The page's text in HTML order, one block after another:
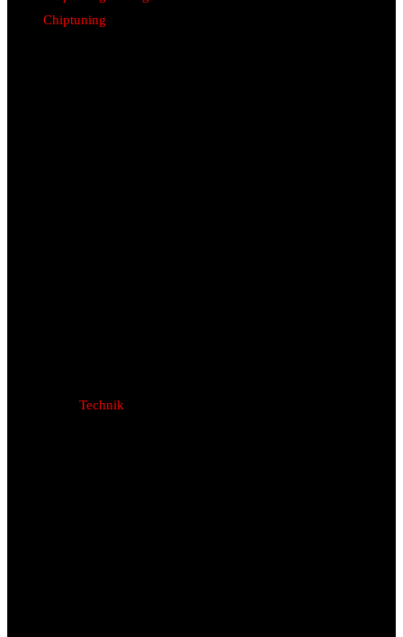
Chiptuning
Technik